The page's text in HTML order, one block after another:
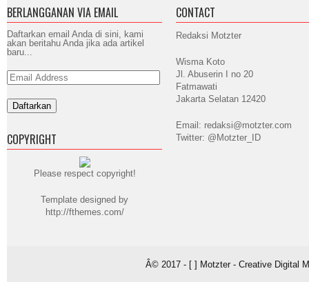
BERLANGGANAN VIA EMAIL
Daftarkan email Anda di sini, kami
akan beritahu Anda jika ada artikel
baru...
Email
Address
COPYRIGHT
Please respect copyright!
Template designed by
http://fthemes.com/
CONTACT
Redaksi Motzter
Wisma Koto
Jl. Abuserin I no 20
Fatmawati
Jakarta Selatan 12420
Email: redaksi@motzter.com
Twitter: @Motzter_ID
Â© 2017 - [ ] Motzter - Creative Digital